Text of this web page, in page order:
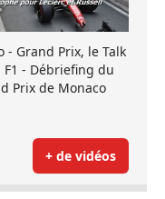
- Grand Prix, le Talk
F1 - Débriefing du
Prix de Monaco
+ de vidéos